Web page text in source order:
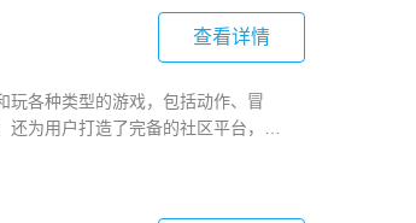
查看详情
玩各种类型的游戏，包括动作、冒
为用户打造了完备的社区平台，用